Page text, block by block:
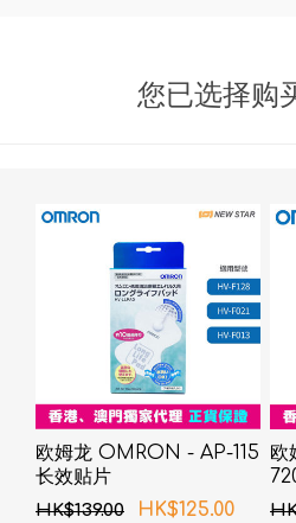
您已选择购
欧姆龙 OMRON - AP-115
长效贴片
HK$139.00 HK$125.00